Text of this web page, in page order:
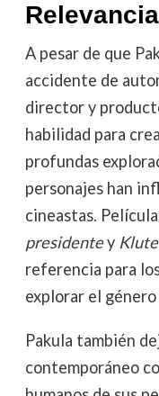
A pesar de que
accidente de
director y
habilidad para
profundas
personajes han
cineastas.
presidentey Klute
referencia para
explorar el
Pakula también
contemporáneo